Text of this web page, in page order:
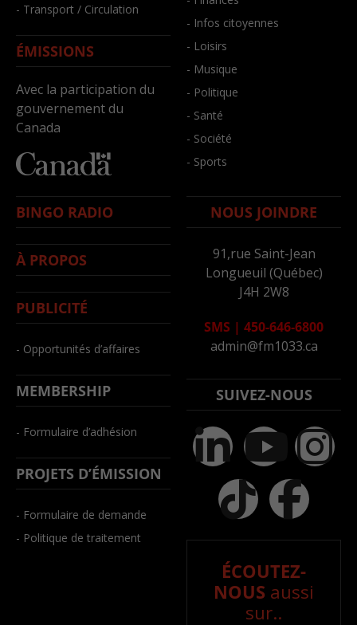
- Transport / Circulation
ÉMISSIONS
Avec la participation du
gouvernement du
Canada
- Infos citoyennes
- Loisirs
- Musique
- Politique
- Santé
- Société
- Sports
BINGO RADIO
À PROPOS
PUBLICITÉ
- Opportunités d’affaires
MEMBERSHIP
- Formulaire d’adhésion
PROJETS D’ÉMISSION
- Formulaire de demande
- Politique de traitement
NOUS JOINDRE
91,rue Saint-Jean
Longueuil (Québec)
J4H 2W8
SMS | 450-646-6800
admin@fm1033.ca
SUIVEZ-NOUS
ÉCOUTEZ-
NOUS aussi
sur..